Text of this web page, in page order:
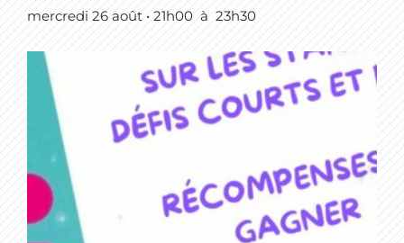
mercredi 26 août • 21h00 à 23h30